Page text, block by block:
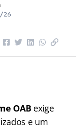
26
OABexige
e um